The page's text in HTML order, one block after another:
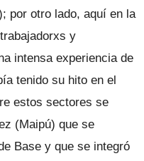
por otro lado, aquí en la
y
intensa experiencia de
tenido su hito en el
estos sectores se
(Maipú) que se
Base y que se integró